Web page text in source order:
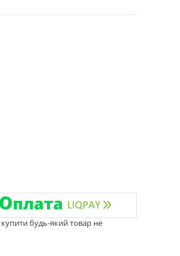
будь-який товар не